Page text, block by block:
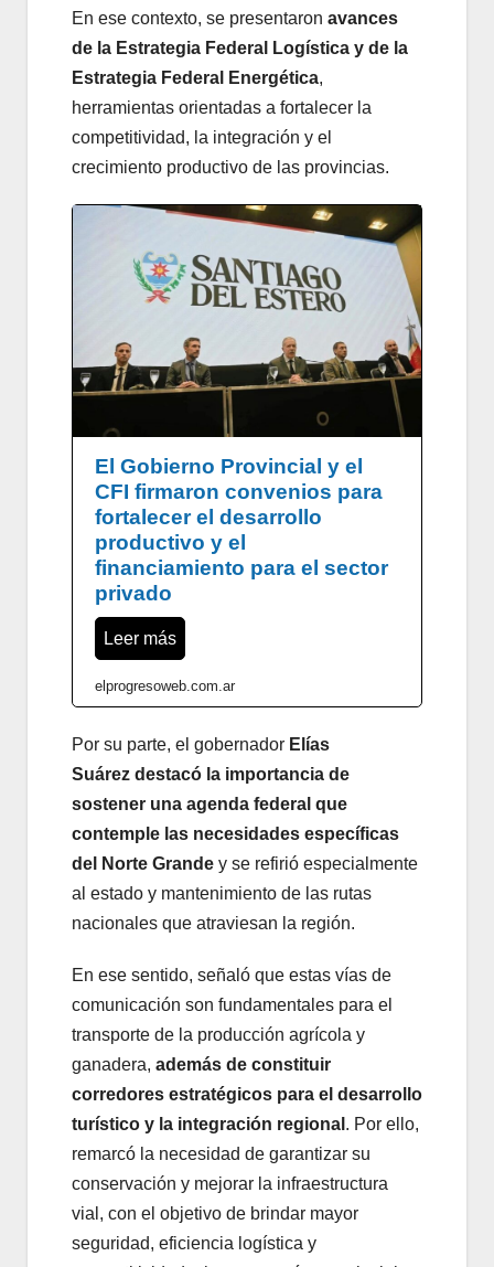
En ese contexto, se presentaron avances
de la Estrategia Federal Logística y de la
Estrategia Federal Energética,
herramientas orientadas a fortalecer la
competitividad, la integración y el
crecimiento productivo de las provincias.
El Gobierno Provincial y el
CFI firmaron convenios para
fortalecer el desarrollo
productivo y el
financiamiento para el sector
privado
Leer más
elprogresoweb.com.ar
Por su parte, el gobernador Elías
Suárez destacó la importancia de
sostener una agenda federal que
contemple las necesidades específicas
del Norte Grande y se refirió especialmente
al estado y mantenimiento de las rutas
nacionales que atraviesan la región.
En ese sentido, señaló que estas vías de
comunicación son fundamentales para el
transporte de la producción agrícola y
ganadera, además de constituir
corredores estratégicos para el desarrollo
turístico y la integración regional . Por ello,
remarcó la necesidad de garantizar su
conservación y mejorar la infraestructura
vial, con el objetivo de brindar mayor
seguridad, eficiencia logística y